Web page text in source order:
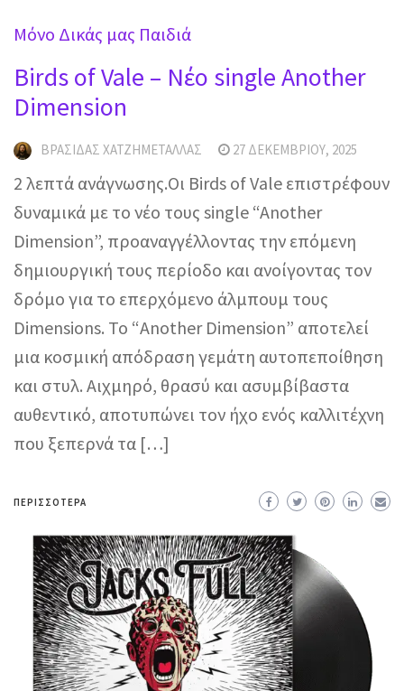
Μόνο Δικάς μας Παιδιά
Birds of Vale – Νέο single Another
Dimension
ΒΡΑΣΊΔΑΣ ΧΑΤΖΗΜΕΤΑΛΛΆΣ 27 ΔΕΚΕΜΒΡΊΟΥ, 2025
2 λεπτά ανάγνωσης.Οι Birds of Vale επιστρέφουν
δυναμικά με το νέο τους single “Another
Dimension”, προαναγγέλλοντας την επόμενη
δημιουργική τους περίοδο και ανοίγοντας τον
δρόμο για το επερχόμενο άλμπουμ τους
Dimensions. Το “Another Dimension” αποτελεί
μια κοσμική απόδραση γεμάτη αυτοπεποίθηση
και στυλ. Αιχμηρό, θρασύ και ασυμβίβαστα
αυθεντικό, αποτυπώνει τον ήχο ενός καλλιτέχνη
που ξεπερνά τα […]
ΠΕΡΙΣΣΌΤΕΡΑ